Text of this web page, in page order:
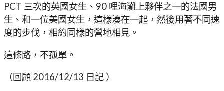
PCT 三次的英國女生、90 哩海灘上夥伴之一的法國男
生、和一位美國女生，這樣湊在一起，然後用著不同速
度的步伐，相約同樣的營地相見。
這條路，不孤單。
（回顧 2016/12/13 日記 ）